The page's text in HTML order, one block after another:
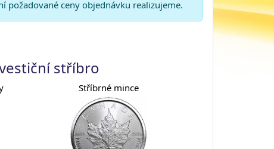
požadované ceny objednávku realizujeme.
stříbro
Stříbrné mince